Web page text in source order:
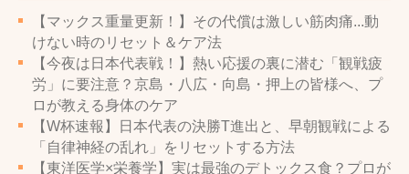
【マックス重量更新！】その代償は激しい筋肉痛...動
けない時のリセット＆ケア法
【今夜は日本代表戦！】熱い応援の裏に潜む「観戦疲
労」に要注意？京島・八広・向島・押上の皆様へ、プ
ロが教える身体のケア
【W杯速報】日本代表の決勝T進出と、早朝観戦による
「自律神経の乱れ」をリセットする方法
【東洋医学×栄養学】実は最強のデトックス食？プロが